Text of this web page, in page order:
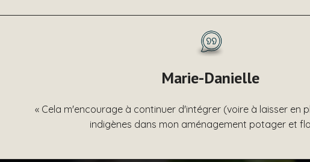
Marie-Danielle
« Cela m'encourage à continuer d'intégrer (voire à laisser en
indigènes dans mon aménagement potager et